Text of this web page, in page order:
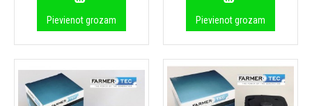
Pievienot grozam Pievienot grozam